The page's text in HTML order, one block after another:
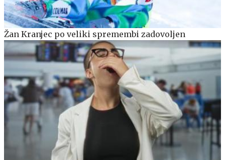
Žan Kranjec po veliki spremembi zadovoljen